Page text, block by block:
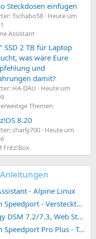
Steckdosen einfügen
Tschabo58 Heute um
Assistant
SSD 2 TB für Laptop
was wäre Eure
und
damit?
HA-DAU
Heute um
Themen
8.20
charly700 Heute um
Fritz!Box
- Alpine Linux
Telekom Speedport - Versteckte Konfigurationen
Synology DSM 7.2/7.3, Web Station 4, Webdienst und Webportal erstellen (ehemals vHost)
Telekom Speedport Pro Plus - Telefonie einrichten